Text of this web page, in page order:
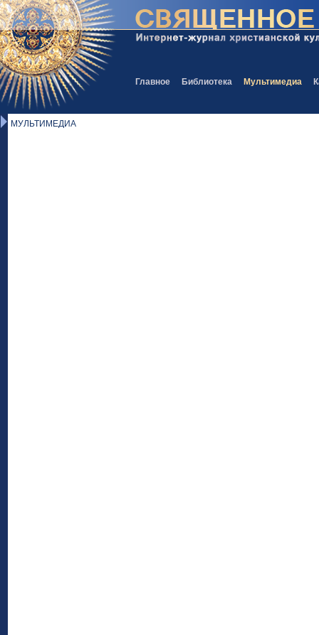
Главное Библиотека Мультимедиа
МУЛЬТИМЕДИА